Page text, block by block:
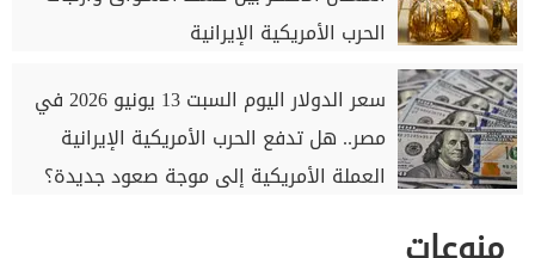
الحرب الأمريكية الإيرانية
سعر الدولار اليوم السبت 13 يونيو 2026 في
مصر.. هل تدفع الحرب الأمريكية الإيرانية
العملة الأمريكية إلى موجة صعود جديدة؟